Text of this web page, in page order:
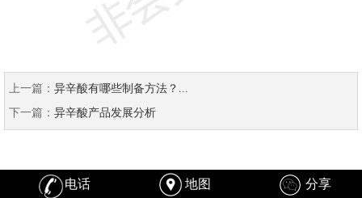
上一篇： 异辛酸有哪些制备方法？...
下一篇： 异辛酸产品发展分析
电话 地图 分享